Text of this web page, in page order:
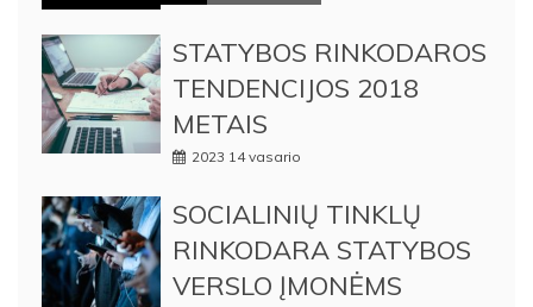
STATYBOS RINKODAROS
TENDENCIJOS 2018
METAIS
2023 14 vasario
SOCIALINIŲ TINKLŲ
RINKODARA STATYBOS
VERSLO ĮMONĖMS